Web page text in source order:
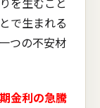
で生まれる
つの不安材
金利の急騰